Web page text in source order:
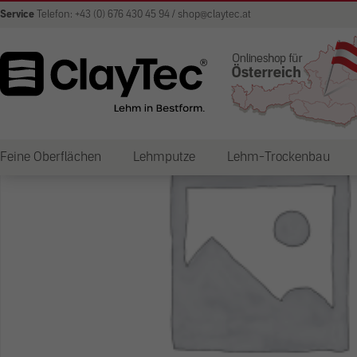
Service Telefon: +43 (0) 676 430 45 94 / shop@claytec.at
Feine Oberflächen Lehmputze Lehm-Trockenbau